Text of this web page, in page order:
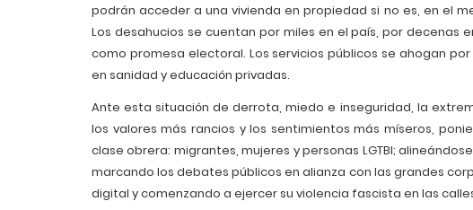
podrán acceder a una vivienda en propiedad si no es, en el
Los desahucios se cuentan por miles en el país, por
como promesa electoral. Los servicios públicos se ahogan
en sanidad y educación privadas.
Ante esta situación de derrota, miedo e inseguridad, la
los valores más rancios y los sentimientos más míseros,
clase obrera: migrantes, mujeres y personas LGTBI;
marcando los debates públicos en alianza con las grandes
digital y comenzando a ejercer su violencia fascista en las